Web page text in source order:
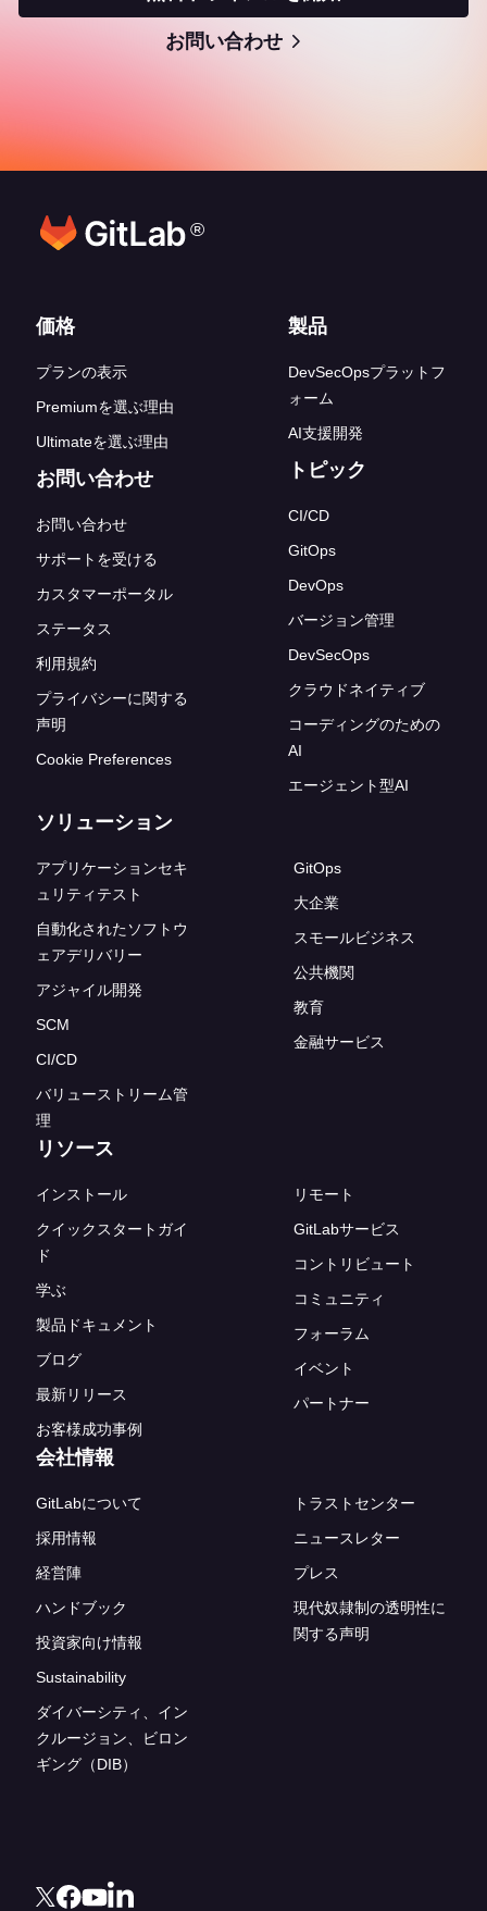
お問い合わせ
®
フッターリンク
価格
プランの表示
Premiumを選ぶ理由
Ultimateを選ぶ理由
お問い合わせ
お問い合わせ
サポートを受ける
カスタマーポータル
ステータス
利用規約
プライバシーに関する
声明
Cookie Preferences
製品
DevSecOpsプラットフ
ォーム
AI支援開発
トピック
CI/CD
GitOps
DevOps
バージョン管理
DevSecOps
クラウドネイティブ
コーディングのための
AI
エージェント型AI
ソリューション
アプリケーションセキ
ュリティテスト
自動化されたソフトウ
ェアデリバリー
アジャイル開発
SCM
CI/CD
バリューストリーム管
理
GitOps
大企業
スモールビジネス
公共機関
教育
金融サービス
リソース
インストール
クイックスタートガイ
ド
学ぶ
製品ドキュメント
ブログ
最新リリース
お客様成功事例
リモート
GitLabサービス
コントリビュート
コミュニティ
フォーラム
イベント
パートナー
会社情報
GitLabについて
採用情報
経営陣
ハンドブック
投資家向け情報
Sustainability
ダイバーシティ、イン
クルージョン、ビロン
ギング（DIB）
トラストセンター
ニュースレター
プレス
現代奴隷制の透明性に
関する声明